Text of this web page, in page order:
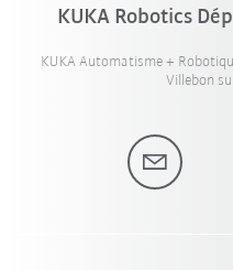
KUKA Robotics
KUKA Automatisme +
Villebon